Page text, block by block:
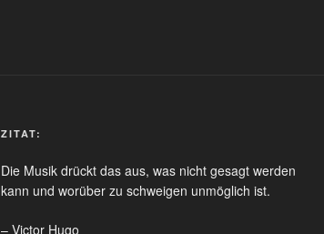
ZITAT:
Die Musik drückt das aus, was nicht gesagt werden
kann und worüber zu schweigen unmöglich ist.
– Victor Hugo